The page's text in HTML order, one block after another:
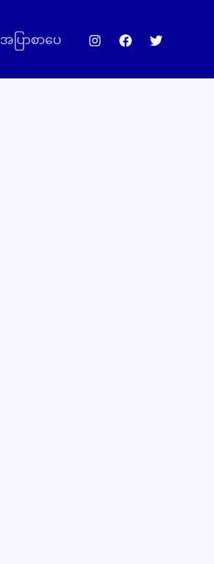
အပြာစာပေ